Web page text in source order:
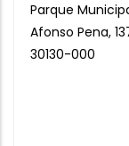
Parque
Afonso Pena,
30130-000